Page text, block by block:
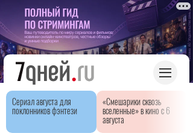
Сериал августа для
поклонников фэнтези
«Смешарики сквозь
вселенные» в кино с 6
августа